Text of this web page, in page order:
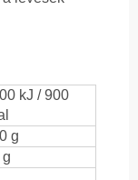
kJ / 900
g
g